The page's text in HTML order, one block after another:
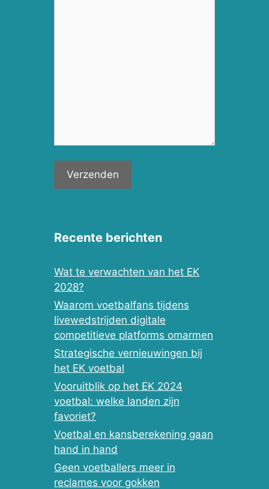
Recente berichten
Wat te verwachten van het EK
2028?
Waarom voetbalfans tijdens
livewedstrijden digitale
competitieve platforms omarmen
Strategische vernieuwingen bij
het EK voetbal
Vooruitblik op het EK 2024
voetbal: welke landen zijn
favoriet?
Voetbal en kansberekening gaan
hand in hand
Geen voetballers meer in
reclames voor gokken